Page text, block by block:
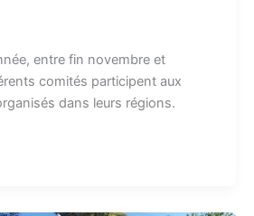
entre fin novembre et
comités participent aux
dans leurs régions.